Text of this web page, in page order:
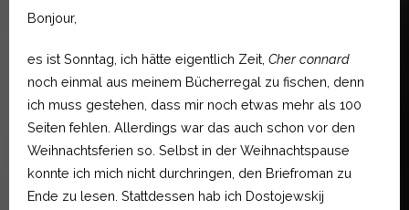
Bonjour,
es ist Sonntag, ich hätte eigentlich Zeit, Cher connard
noch einmal aus meinem Bücherregal zu fischen, denn
ich muss gestehen, dass mir noch etwas mehr als 100
Seiten fehlen. Allerdings war das auch schon vor den
Weihnachtsferien so. Selbst in der Weihnachtspause
konnte ich mich nicht durchringen, den Briefroman zu
Ende zu lesen. Stattdessen hab ich Dostojewskij